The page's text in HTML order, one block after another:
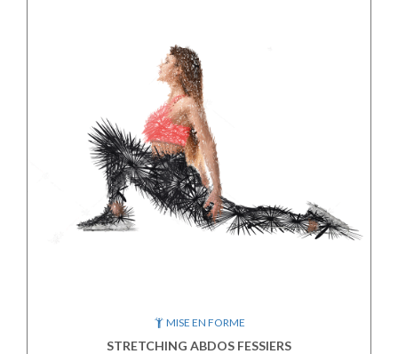
MISE EN FORME
STRETCHING ABDOS FESSIERS